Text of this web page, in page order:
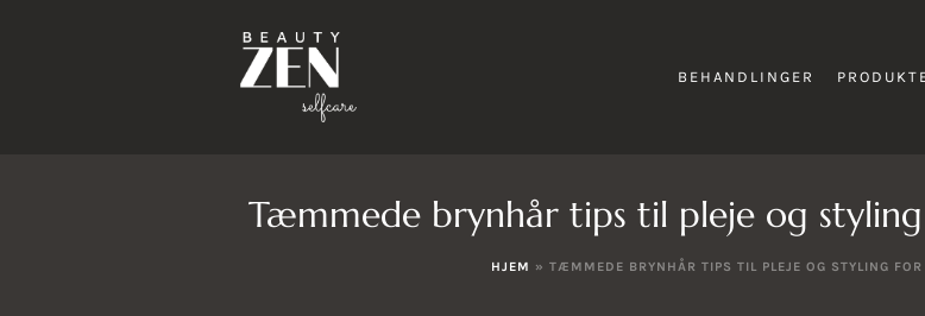
BEHANDLINGER
Tæmmede brynhår tips til pleje og
HJEM » TÆMMEDE BRYNHÅR TIPS TIL PLEJE OG STYLING